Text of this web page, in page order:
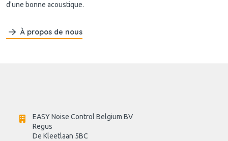
d'une bonne acoustique.
À propos de nous
EASY Noise Control Belgium BV
Regus
De Kleetlaan 5BC